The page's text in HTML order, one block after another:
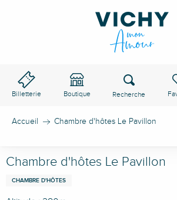
Billetterie Boutique
Accueil Chambre d'hôtes Le Pavillon
Chambre d'hôtes Le Pavillon
CHAMBRE D'HÔTES